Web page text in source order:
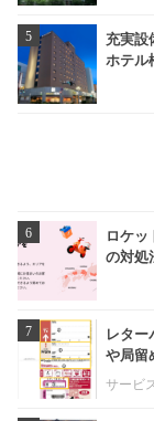
5
充実設
ホテ
6
ロケッ
の対
7
レター
や局
サービ